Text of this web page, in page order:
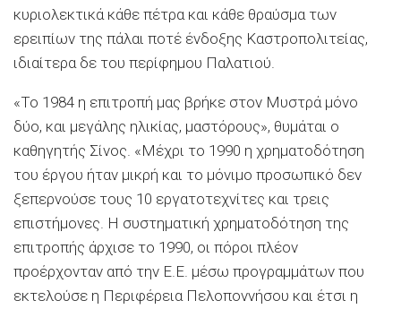
κυριολεκτικά κάθε πέτρα και κάθε θραύσμα των
ερειπίων της πάλαι ποτέ ένδοξης Καστροπολιτείας,
ιδιαίτερα δε του περίφημου Παλατιού.
«Το 1984 η επιτροπή μας βρήκε στον Μυστρά μόνο
δύο, και μεγάλης ηλικίας, μαστόρους», θυμάται ο
καθηγητής Σίνος. «Μέχρι το 1990 η χρηματοδότηση
του έργου ήταν μικρή και το μόνιμο προσωπικό δεν
ξεπερνούσε τους 10 εργατοτεχνίτες και τρεις
επιστήμονες. Η συστηματική χρηματοδότηση της
επιτροπής άρχισε το 1990, οι πόροι πλέον
προέρχονταν από την Ε.Ε. μέσω προγραμμάτων που
εκτελούσε η Περιφέρεια Πελοποννήσου και έτσι η